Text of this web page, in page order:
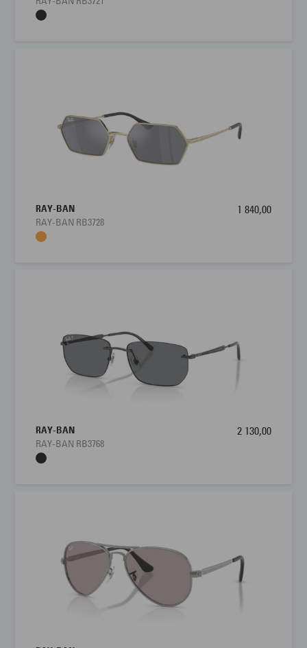
RAY-BAN
RAY-BAN RB3728
1 840,00
RAY-BAN
RAY-BAN RB3768
2 130,00